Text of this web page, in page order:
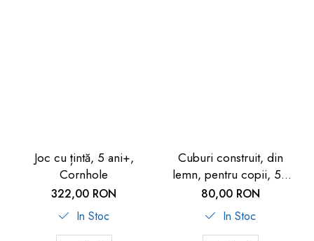
Joc cu țintă, 5 ani+,
Cornhole
322,00 RON
In Stoc
Cuburi construit, din
lemn, pentru copii, 50
piese, Goki
80,00 RON
In Stoc